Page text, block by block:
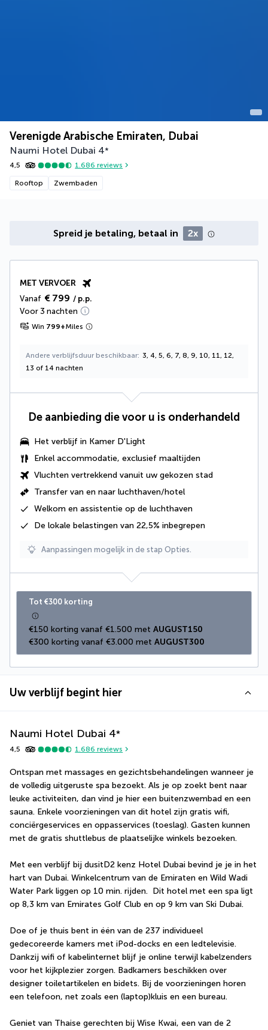
Verenigde Arabische Emiraten, Dubai
Naumi Hotel Dubai 4*
4,5 1.686 reviews
Rooftop Zwembaden
Spreid je betaling, betaal in 2x
MET VERVOER
Vanaf € 799 / p.p.
Voor 3 nachten
Win 799+Miles
Andere verblijfsduur beschikbaar 3, 4, 5, 6, 7, 8, 9, 10, 11, 12,
13 of 14 nachten
De aanbieding die voor u is onderhandeld
Het verblijf in Kamer D'Light
Enkel accommodatie, exclusief maaltijden
Vluchten vertrekkend vanuit uw gekozen stad
Transfer van en naar luchthaven/hotel
Welkom en assistentie op de luchthaven
De lokale belastingen van 22,5% inbegrepen
Aanpassingen mogelijk in de stap Opties.
Tot €300 korting
€150 korting vanaf €1.500 met AUGUST150
€300 korting vanaf €3.000 met AUGUST300
Uw verblijf begint hier
Naumi Hotel Dubai 4*
4,5 1.686 reviews
Ontspan met massages en gezichtsbehandelingen wanneer je
de volledig uitgeruste spa bezoekt. Als je op zoekt bent naar
leuke activiteiten, dan vind je hier een buitenzwembad en een
sauna. Enkele voorzieningen van dit hotel zijn gratis wifi,
conciërgeservices en oppasservices (toeslag). Gasten kunnen
met de gratis shuttlebus de plaatselijke winkels bezoeken.
Met een verblijf bij dusitD2 kenz Hotel Dubai bevind je je in het
hart van Dubai. Winkelcentrum van de Emiraten en Wild Wadi
Water Park liggen op 10 min. rijden.  Dit hotel met een spa ligt
op 8,3 km van Emirates Golf Club en op 9 km van Ski Dubai.
Doe of je thuis bent in één van de 237 individueel
gedecoreerde kamers met iPod-docks en een ledtelevisie.
Dankzij wifi of kabelinternet blijf je online terwijl kabelzenders
voor het kijkplezier zorgen. Badkamers beschikken over
designer toiletartikelen en bidets. Bij de voorzieningen horen
een telefoon, net zoals een (laptop)kluis en een bureau.
Geniet van Thaise gerechten bij Wise Kwai, een van de 2